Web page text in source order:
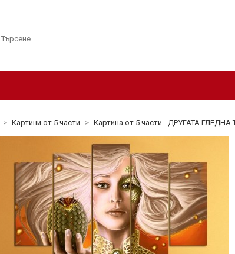
> Картини от 5 части > Картина от 5 части - ДРУГАТА ГЛЕДНА